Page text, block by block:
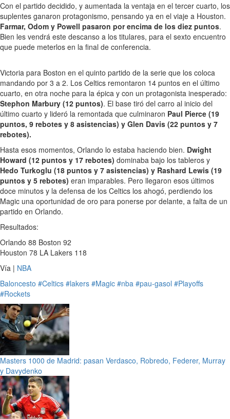
Con el partido decidido, y aumentada la ventaja en el tercer cuarto, los
suplentes ganaron protagonismo, pensando ya en el viaje a Houston.
Farmar, Odom y Powell pasaron por encima de los diez puntos.
Bien les vendrá este descanso a los titulares, para el sexto encuentro
que puede meterlos en la final de conferencia.
Victoria para Boston en el quinto partido de la serie que los coloca
mandando por 3 a 2. Los Celtics remontaron 14 puntos en el último
cuarto, en otra noche para la épica y con un protagonista inesperado:
Stephon Marbury (12 puntos). El base tiró del carro al inicio del
último cuarto y lideró la remontada que culminaron Paul Pierce (19
puntos, 9 rebotes y 8 asistencias) y Glen Davis (22 puntos y 7
rebotes).
Hasta esos momentos, Orlando lo estaba haciendo bien. Dwight
Howard (12 puntos y 17 rebotes) dominaba bajo los tableros y
Hedo Turkoglu (18 puntos y 7 asistencias) y Rashard Lewis (19
puntos y 5 rebotes) eran imparables. Pero llegaron esos últimos
doce minutos y la defensa de los Celtics los ahogó, perdiendo los
Magic una oportunidad de oro para ponerse por delante, a falta de un
partido en Orlando.
Resultados:
Orlando 88 Boston 92
Houston 78 LA Lakers 118
Vía | NBA
Baloncesto #Celtics #lakers #Magic #nba #pau-gasol #Playoffs
#Rockets
Masters 1000 de Madrid: pasan Verdasco, Robredo, Federer, Murray
y Davydenko